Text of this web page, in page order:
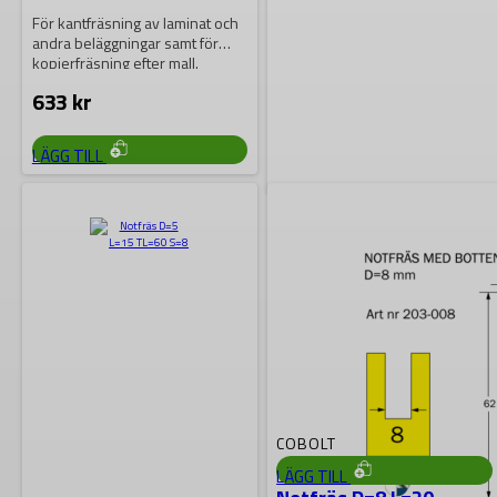
För kantfräsning av laminat och
andra beläggningar samt för
kopierfräsning efter mall.
bottenmonterat…
633kr
LÄGG TILL
Falsfräs L=8 D=32 S=8
LÄGG TILL
COBOLT